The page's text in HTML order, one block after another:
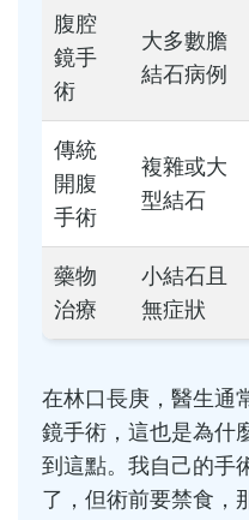
腹腔
鏡手
術
大多數膽
結石病例
傳統
開腹
手術
複雜或大
型結石
藥物
治療
小結石且
無症狀
在林口長庚，醫生通
鏡手術，這也是為什
到這點。我自己的手
了，但術前要禁食，